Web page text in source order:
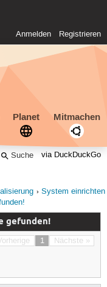
Anmelden Registrieren
Planet Mitmachen
via DuckDuckGo
System einrichten
gefunden!
1 Nächste »